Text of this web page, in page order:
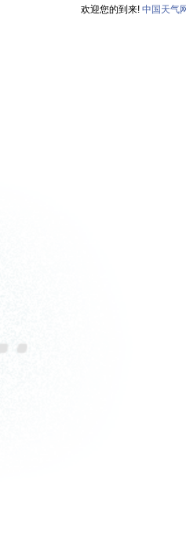
欢迎您的到来! 中国天气